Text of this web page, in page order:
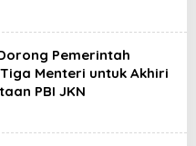
Pemerintah
Menteri untuk Akhiri
PBI JKN